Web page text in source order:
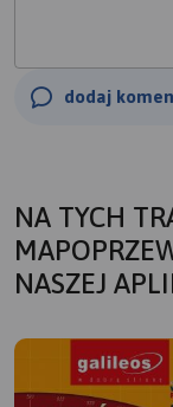
dodaj
NA TYCH
NASZEJ